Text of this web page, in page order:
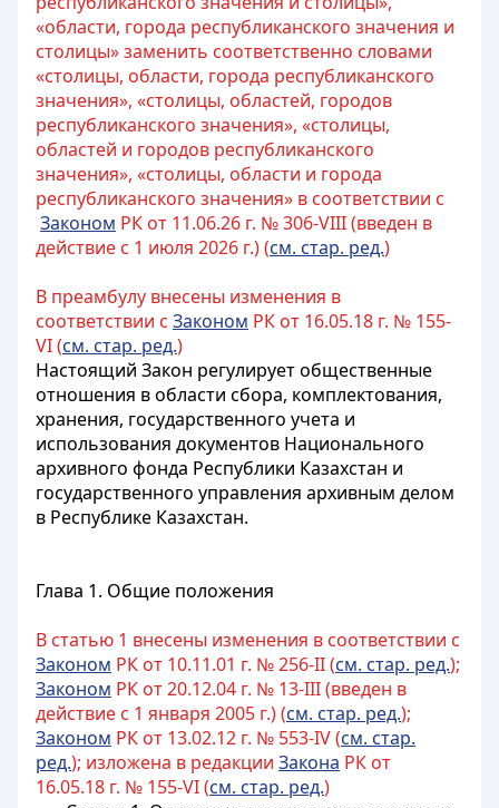
«области, города республиканского значения и
столицы» заменить соответственно словами
«столицы, области, города республиканского
значения», «столицы, областей, городов
республиканского значения», «столицы,
областей и городов республиканского
значения», «столицы, области и города
республиканского значения» в соответствии с
Законом РК от 11.06.26 г. № 306-VIII (введен в
действие с 1 июля 2026 г.) (см. стар. ред.)
В преамбулу внесены изменения в
соответствии с Законом РК от 16.05.18 г. № 155-
VI (см. стар. ред.)
Настоящий Закон регулирует общественные
отношения в области сбора, комплектования,
хранения, государственного учета и
использования документов Национального
архивного фонда Республики Казахстан и
государственного управления архивным делом
в Республике Казахстан.
Глава 1. Общие положения
В статью 1 внесены изменения в соответствии с
Законом РК от 10.11.01 г. № 256-II (см. стар. ред.);
Законом РК от 20.12.04 г. № 13-III (введен в
действие с 1 января 2005 г.) (см. стар. ред.);
Законом РК от 13.02.12 г. № 553-IV (см. стар.
ред.); изложена в редакции Закона РК от
16.05.18 г. № 155-VI (см. стар. ред.)